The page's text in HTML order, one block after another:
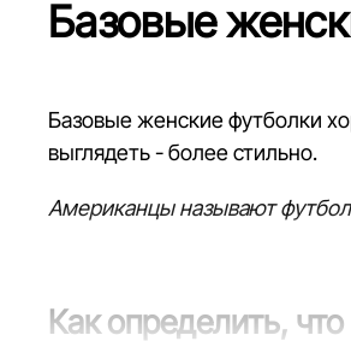
Базовые
Базовые женские футболки
выглядеть - более стильно.
Американцы называют
Как определить,